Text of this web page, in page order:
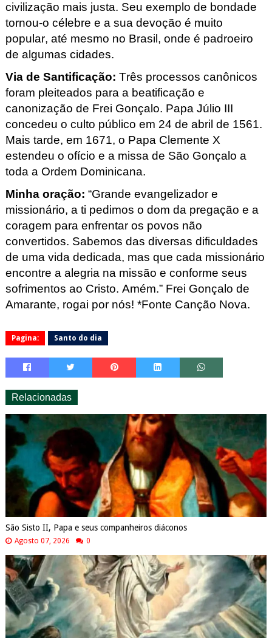
civilização mais justa. Seu exemplo de bondade
tornou-o célebre e a sua devoção é muito
popular, até mesmo no Brasil, onde é padroeiro
de algumas cidades.
Via de Santificação: Três processos canônicos
foram pleiteados para a beatificação e
canonização de Frei Gonçalo. Papa Júlio III
concedeu o culto público em 24 de abril de 1561.
Mais tarde, em 1671, o Papa Clemente X
estendeu o ofício e a missa de São Gonçalo a
toda a Ordem Dominicana.
Minha oração: “Grande evangelizador e
missionário, a ti pedimos o dom da pregação e a
coragem para enfrentar os povos não
convertidos. Sabemos das diversas dificuldades
de uma vida dedicada, mas que cada missionário
encontre a alegria na missão e conforme seus
sofrimentos ao Cristo. Amém.” Frei Gonçalo de
Amarante, rogai por nós! *Fonte Canção Nova.
Pagina: Santo do dia
Relacionadas
São Sisto II, Papa e seus companheiros diáconos
Agosto 07, 2026 0